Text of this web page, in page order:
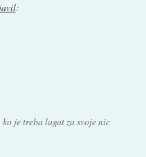
:
je treba lagat za svoje nic